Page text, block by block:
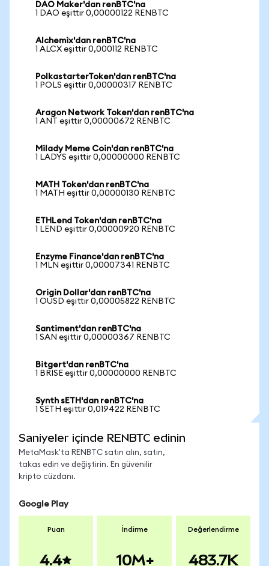
DAO Maker'dan renBTC'na
1 DAO eşittir 0,00000122 RENBTC
Alchemix'dan renBTC'na
1 ALCX eşittir 0,000112 RENBTC
PolkastarterToken'dan renBTC'na
1 POLS eşittir 0,00000317 RENBTC
Aragon Network Token'dan renBTC'na
1 ANT eşittir 0,00000672 RENBTC
Milady Meme Coin'dan renBTC'na
1 LADYS eşittir 0,00000000 RENBTC
MATH Token'dan renBTC'na
1 MATH eşittir 0,00000130 RENBTC
ETHLend Token'dan renBTC'na
1 LEND eşittir 0,00000920 RENBTC
Enzyme Finance'dan renBTC'na
1 MLN eşittir 0,00007341 RENBTC
Origin Dollar'dan renBTC'na
1 OUSD eşittir 0,00005822 RENBTC
Santiment'dan renBTC'na
1 SAN eşittir 0,00000367 RENBTC
Bitgert'dan renBTC'na
1 BRISE eşittir 0,00000000 RENBTC
Synth sETH'dan renBTC'na
1 SETH eşittir 0,019422 RENBTC
Saniyeler içinde RENBTC edinin
MetaMask'ta RENBTC satın alın, satın,
takas edin ve değiştirin. En güvenilir
kripto cüzdanı.
Google Play
Puan
4.4
İndirme
10M+
Değerlendirme
483.7K